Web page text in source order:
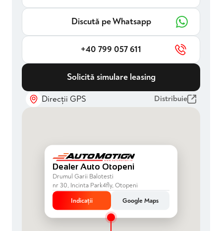
Discută pe Whatsapp
+40 799 057 611
Solicită simulare leasing
Direcții GPS Distribuie
Dealer Auto Otopeni
Drumul Garii Balotesti
nr 30, Incinta Park4fly, Otopeni
Indicații
Google Maps